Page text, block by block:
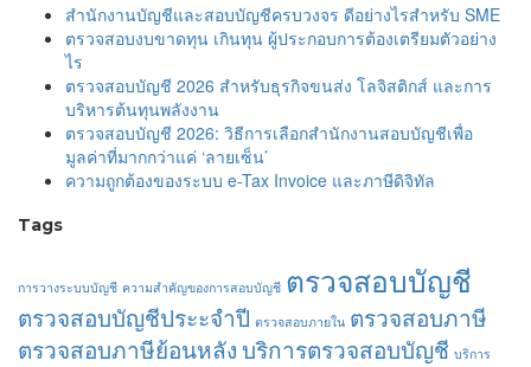
สำนักงานบัญชีและสอบบัญชีครบวงจร ดีอย่างไรสำหรับ SME
ตรวจสอบงบขาดทุน เกินทุน ผู้ประกอบการต้องเตรียมตัวอย่าง
ไร
ตรวจสอบบัญชี 2026 สำหรับธุรกิจขนส่ง โลจิสติกส์ และการ
บริหารต้นทุนพลังงาน
ตรวจสอบบัญชี 2026: วิธีการเลือกสำนักงานสอบบัญชีเพื่อ
มูลค่าที่มากกว่าแค่ ‘ลายเซ็น’
ความถูกต้องของระบบ e-Tax Invoice และภาษีดิจิทัล
Tags
การวางระบบบัญชี ความสำคัญของการสอบบัญชี ตรวจสอบบัญชี
ตรวจสอบบัญชีประะจำปี ตรวจสอบภายใน ตรวจสอบภาษี
ตรวจสอบภาษีย้อนหลังบริการตรวจสอบบัญชี บริการ